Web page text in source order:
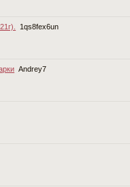
1qs8fex6un
Andrey7